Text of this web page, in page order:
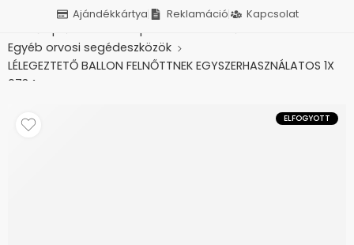
Ajándékkártya Reklamáció Kapcsolat
Kezdőlap
Orvosi és ápolási eszközök
Egyéb orvosi segédeszközök
LÉLEGEZTETŐ BALLON FELNŐTTNEK EGYSZERHASZNÁLATOS 1X
0734
ELFOGYOTT